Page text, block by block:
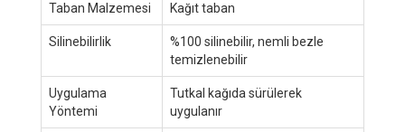
Taban Malzemesi Kağıt taban
Silinebilirlik
%100 silinebilir, nemli bezle
temizlenebilir
Uygulama
Yöntemi
Tutkal kağıda sürülerek
uygulanır